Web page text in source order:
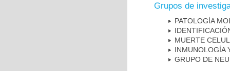
Grupos de
PATOLOGÍA
MUERTE
INMUNOLOGÍA
GRUPO DE